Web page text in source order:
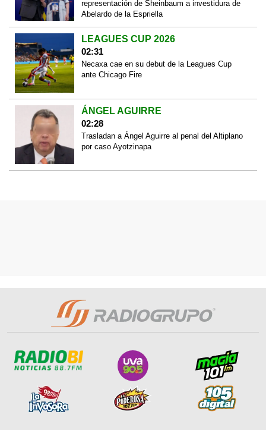
representación de Sheinbaum a investidura de
Abelardo de la Espriella
LEAGUES CUP 2026
02:31
Necaxa cae en su debut de la Leagues Cup
ante Chicago Fire
ÁNGEL AGUIRRE
02:28
Trasladan a Ángel Aguirre al penal del Altiplano
por caso Ayotzinapa